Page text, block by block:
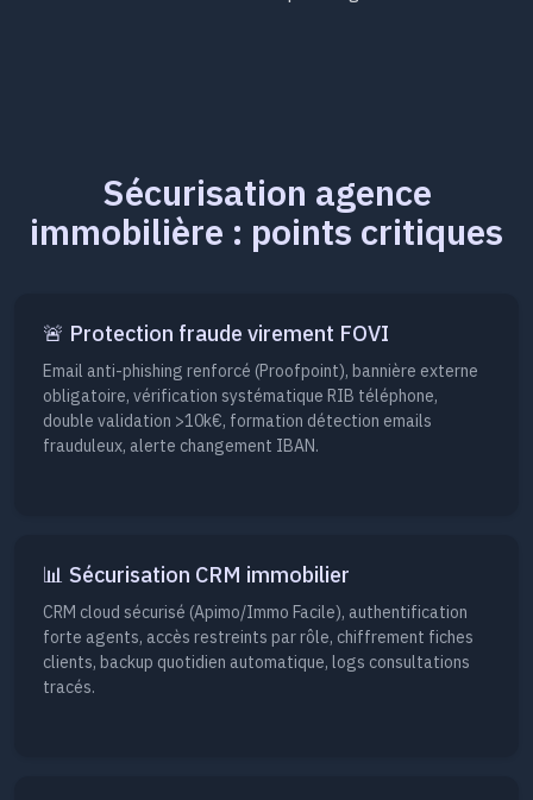
Sécurisation agence
immobilière : points critiques
🚨 Protection fraude virement FOVI
Email anti-phishing renforcé (Proofpoint), bannière externe
obligatoire, vérification systématique RIB téléphone,
double validation >10k€, formation détection emails
frauduleux, alerte changement IBAN.
📊 Sécurisation CRM immobilier
CRM cloud sécurisé (Apimo/Immo Facile), authentification
forte agents, accès restreints par rôle, chiffrement fiches
clients, backup quotidien automatique, logs consultations
tracés.